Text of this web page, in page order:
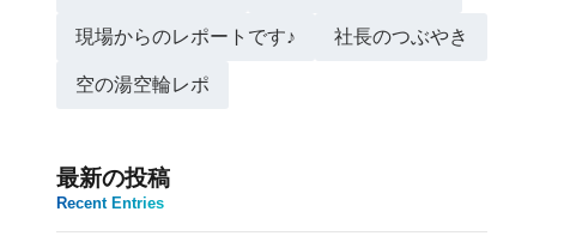
現場からのレポートです♪ 社長のつぶやき
空の湯空輪レポ
最新の投稿
Recent Entries